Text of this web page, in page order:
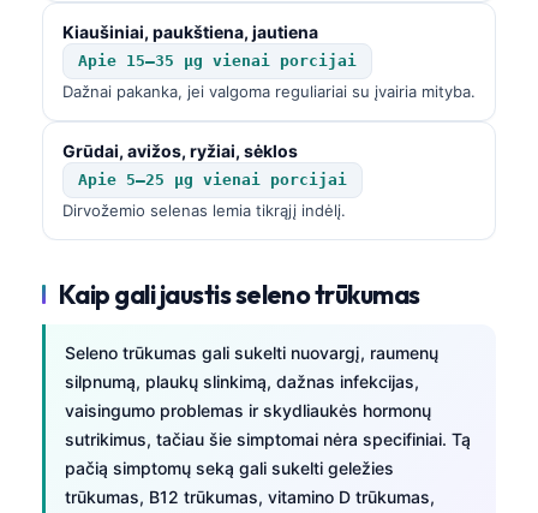
Kiaušiniai, paukštiena, jautiena
Apie 15–35 µg vienai porcijai
Dažnai pakanka, jei valgoma reguliariai su įvairia mityba.
Grūdai, avižos, ryžiai, sėklos
Apie 5–25 µg vienai porcijai
Dirvožemio selenas lemia tikrąjį indėlį.
Kaip gali jaustis seleno trūkumas
Seleno trūkumas gali sukelti nuovargį, raumenų
silpnumą, plaukų slinkimą, dažnas infekcijas,
vaisingumo problemas ir skydliaukės hormonų
sutrikimus, tačiau šie simptomai nėra specifiniai. Tą
pačią simptomų seką gali sukelti geležies
trūkumas, B12 trūkumas, vitamino D trūkumas,